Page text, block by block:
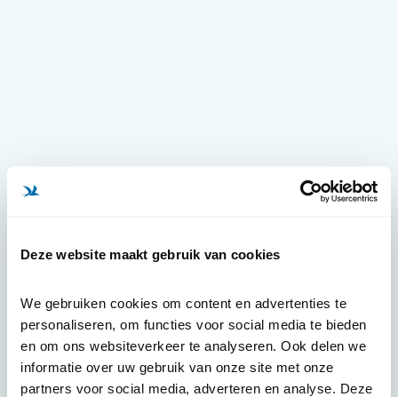
Deze website maakt gebruik van cookies
We gebruiken cookies om content en advertenties te
personaliseren, om functies voor social media te bieden
en om ons websiteverkeer te analyseren. Ook delen we
informatie over uw gebruik van onze site met onze
partners voor social media, adverteren en analyse. Deze